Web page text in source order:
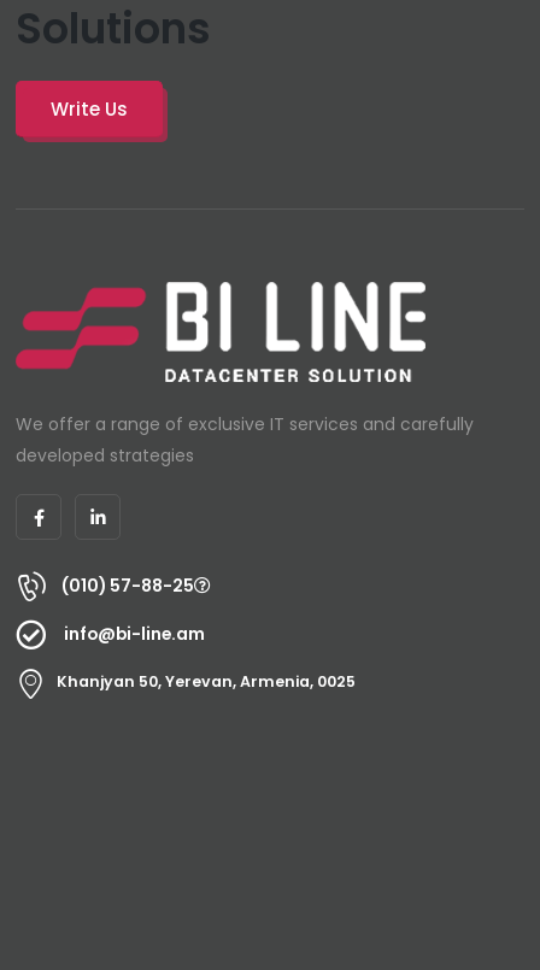
Solutions
Write Us
We offer a range of exclusive IT services and carefully
developed strategies
(010) 57-88-25
info@bi-line.am
Khanjyan 50, Yerevan, Armenia, 0025